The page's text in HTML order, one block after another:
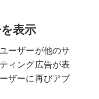
表示
ーザーが他のサ
ィング広告が表
ザーに再びアプ